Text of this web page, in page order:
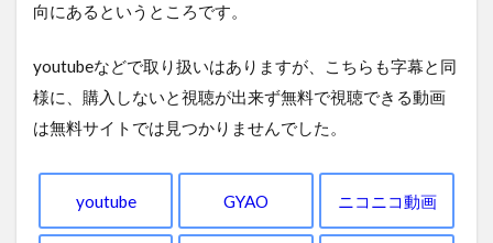
向にあるというところです。
youtubeなどで取り扱いはありますが、こちらも字幕と同
様に、購入しないと視聴が出来ず無料で視聴できる動画
は無料サイトでは見つかりませんでした。
youtube GYAO ニコニコ動画